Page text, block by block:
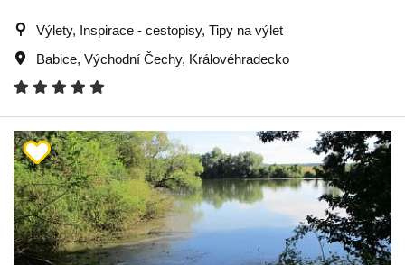
Výlety, Inspirace - cestopisy, Tipy na výlet
Babice, Východní Čechy, Královéhradecko